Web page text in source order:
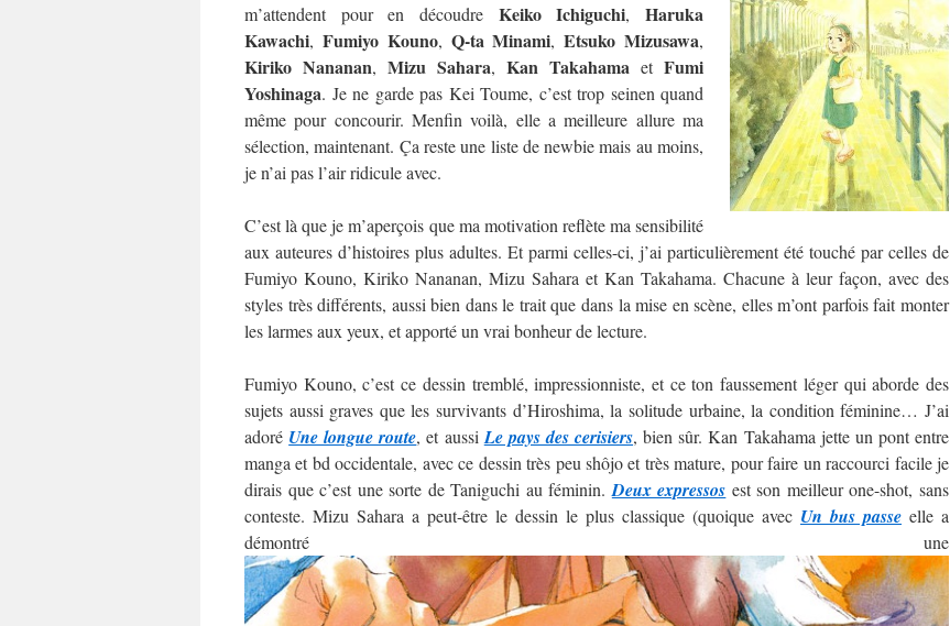
m’attendent pour en découdre Keiko Ichiguchi,Haruka
Kawachi, Fumiyo Kouno, Q-ta Minami,Etsuko Mizusawa,
Kiriko Nananan, Mizu Sahara, Kan Takahama et Fumi
Yoshinaga. Je ne garde pas Kei Toume, c’est trop seinen quand
même pour concourir. Menfin voilà, elle a meilleure allure ma
sélection, maintenant. Ça reste une liste de newbie mais au moins,
je n’ai pas l’air ridicule avec.
C’est là que je m’aperçois que ma motivation reflète ma sensibilité
aux auteures d’histoires plus adultes. Et parmi celles-ci, j’ai particulièrement été touché par celles de
Fumiyo Kouno, Kiriko Nananan, Mizu Sahara et Kan Takahama. Chacune à leur façon, avec des
styles très différents, aussi bien dans le trait que dans la mise en scène, elles m’ont parfois fait monter
les larmes aux yeux, et apporté un vrai bonheur de lecture.
Fumiyo Kouno, c’est ce dessin tremblé, impressionniste, et ce ton faussement léger qui aborde des
sujets aussi graves que les survivants d’Hiroshima, la solitude urbaine, la condition féminine… J’ai
adoré Une longue route, et aussi Le pays des cerisiers, bien sûr. Kan Takahama jette un pont entre
manga et bd occidentale, avec ce dessin très peu shôjo et très mature, pour faire un raccourci facile je
dirais que c’est une sorte de Taniguchi au féminin. Deux expressos est son meilleur one-shot, sans
conteste. Mizu Sahara a peut-être le dessin le plus classique (quoique avec Un bus passe elle a
démontré une